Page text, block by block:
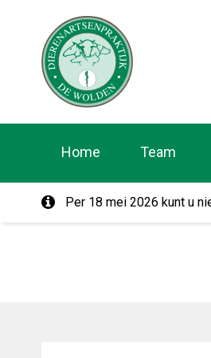
Home Team
Per 18 mei 2026 kunt u